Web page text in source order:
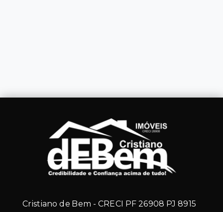
Cristiano de Bem - CRECI PF 26908 PJ 8915